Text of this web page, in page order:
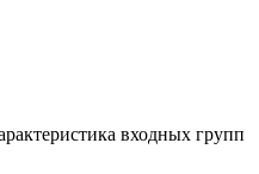
входных групп